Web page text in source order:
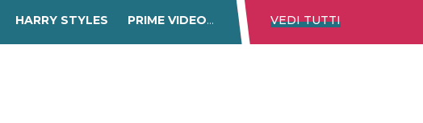
HARRY STYLES PRIME VIDEO DISNEY+ NETFLIX
VEDI TUTTI